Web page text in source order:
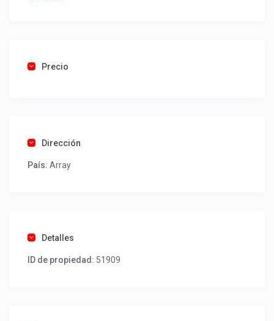
Una foto de cuenta de luz o agua o gas que acredite
como un profesional sin COMISIONES ni ESTAFAS.
Tel contacto propiedad:
Precio
Dirección
País: Array
Detalles
ID de propiedad: 51909